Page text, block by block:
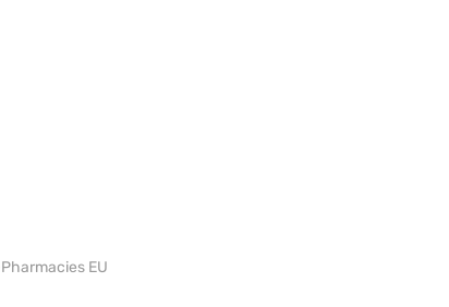
EU